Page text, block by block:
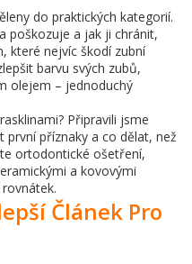
do praktických kategorií.
poškozuje a jak ji chránit,
které nejvíc škodí zubní
barvu svých zubů,
olejem – jednoduchý
Připravili jsme
příznaky a co dělat, než
ortodontické ošetření,
a kovovými
Článek Pro